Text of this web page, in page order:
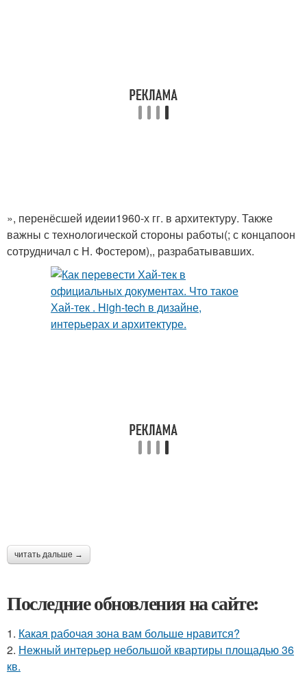
», перенёсшей идеии1960-х гг. в архитектуру. Также
важны с технологической стороны работы(; с концапоон
сотрудничал с Н. Фостером),, разрабатывавших.
читать дальше →
Последние обновления на сайте:
1. Какая рабочая зона вам больше нравится?
2. Нежный интерьер небольшой квартиры площадью 36
кв.